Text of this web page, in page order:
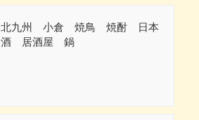
北九州 小倉 焼鳥 焼酎 日本
酒 居酒屋 鍋